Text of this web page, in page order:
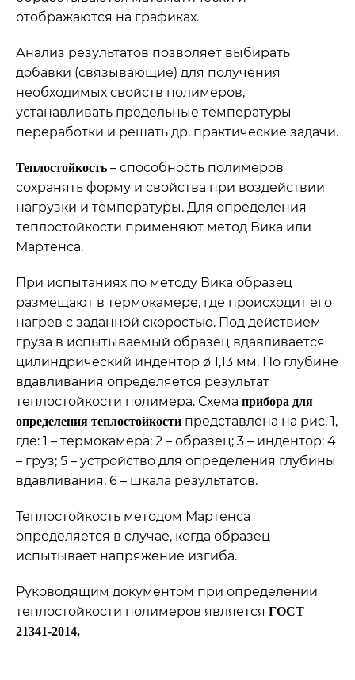
отображаются на графиках.
Анализ результатов позволяет выбирать
добавки (связывающие) для получения
необходимых свойств полимеров,
устанавливать предельные температуры
переработки и решать др. практические задачи.
Теплостойкость – способность полимеров
сохранять форму и свойства при воздействии
нагрузки и температуры. Для определения
теплостойкости применяют метод Вика или
Мартенса.
При испытаниях по методу Вика образец
размещают в термокамере, где происходит его
нагрев с заданной скоростью. Под действием
груза в испытываемый образец вдавливается
цилиндрический индентор ø 1,13 мм. По глубине
вдавливания определяется результат
теплостойкости полимера. Схема прибора для
определения теплостойкости представлена на рис. 1,
где: 1 – термокамера; 2 – образец; 3 – индентор; 4
– груз; 5 – устройство для определения глубины
вдавливания; 6 – шкала результатов.
Теплостойкость методом Мартенса
определяется в случае, когда образец
испытывает напряжение изгиба.
Руководящим документом при определении
теплостойкости полимеров является ГОСТ
21341-2014.